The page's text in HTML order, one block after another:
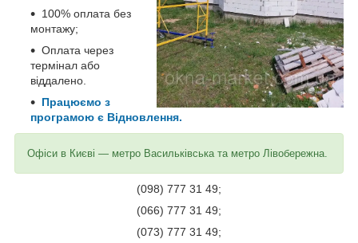
100% оплата без
монтажу;
Оплата через
термінал або
віддалено.
Працюємо з
програмою є Відновлення.
Офіси в Києві — метро Васильківська та метро Лівобережна.
(098) 777 31 49;
(066) 777 31 49;
(073) 777 31 49;